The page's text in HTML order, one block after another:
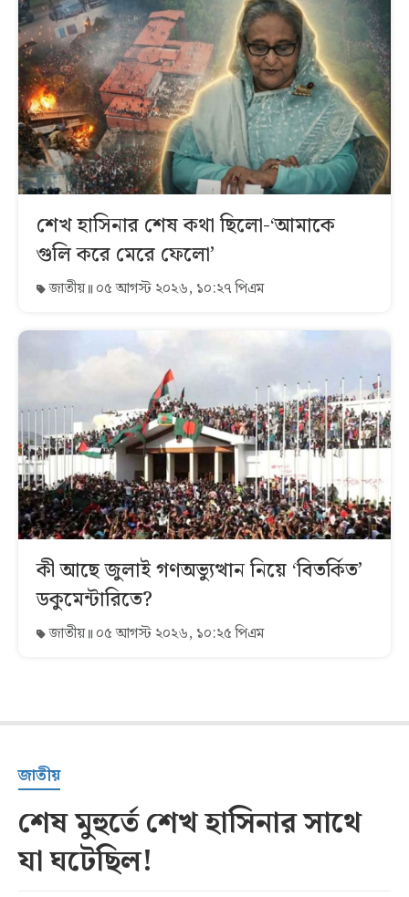
শেখ হাসিনার শেষ কথা ছিলো-‘আমাকে
গুলি করে মেরে ফেলো’
জাতীয় ০৫ আগস্ট ২০২৬, ১০:২৭ পিএম
কী আছে জুলাই গণঅভ্যুত্থান নিয়ে ‘বিতর্কিত’
ডকুমেন্টারিতে?
জাতীয় ০৫ আগস্ট ২০২৬, ১০:২৫ পিএম
জাতীয়
শেষ মুহুর্তে শেখ হাসিনার সাথে
যা ঘটেছিল!